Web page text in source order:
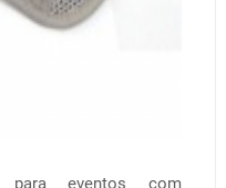
eventos com